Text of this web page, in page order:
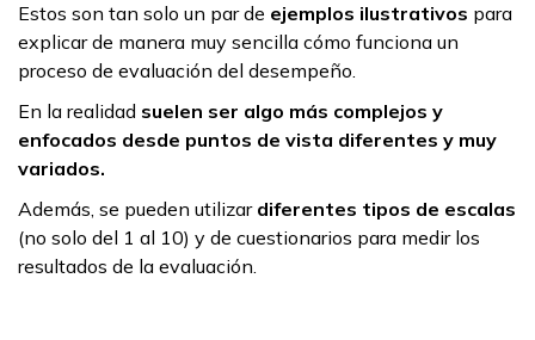
Estos son tan solo un par de ejemplos ilustrativos para
explicar de manera muy sencilla cómo funciona un
proceso de evaluación del desempeño.
En la realidad suelen ser algo más complejos y
enfocados desde puntos de vista diferentes y muy
variados.
Además, se pueden utilizar diferentes tipos de escalas
(no solo del 1 al 10) y de cuestionarios para medir los
resultados de la evaluación.